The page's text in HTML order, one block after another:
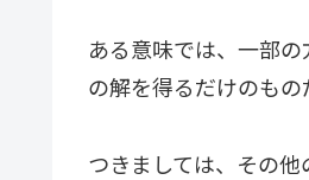
ある意味では、一部
の解を得るだけのもの
つきましては、その他